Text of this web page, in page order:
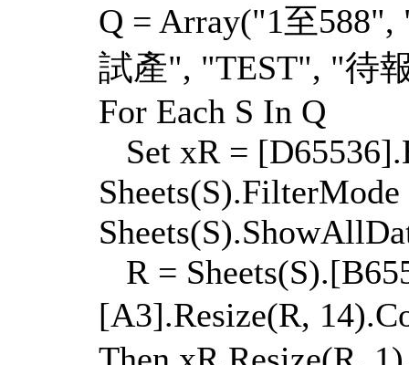
Q = Array("1至588",
試產", "TEST", "待
For Each S In Q
Set xR =
R =
[A3].Resize(R,